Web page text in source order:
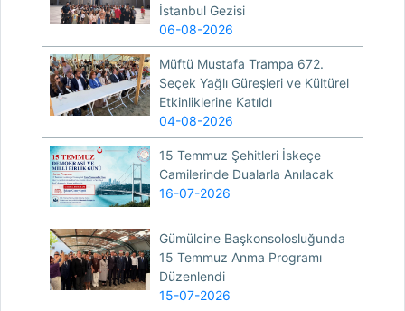
İstanbul Gezisi
06-08-2026
Müftü Mustafa Trampa 672.
Seçek Yağlı Güreşleri ve Kültürel
Etkinliklerine Katıldı
04-08-2026
15 Temmuz Şehitleri İskeçe
Camilerinde Dualarla Anılacak
16-07-2026
Gümülcine Başkonsolosluğunda
15 Temmuz Anma Programı
Düzenlendi
15-07-2026